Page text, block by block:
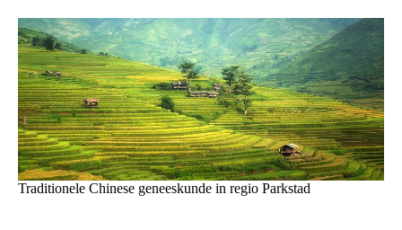
Traditionele Chinese geneeskunde in regio Parkstad